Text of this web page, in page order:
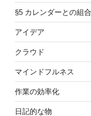
§5 カレンダーとの組
アイデア
クラウド
マインドフルネス
作業の効率化
日記的な物